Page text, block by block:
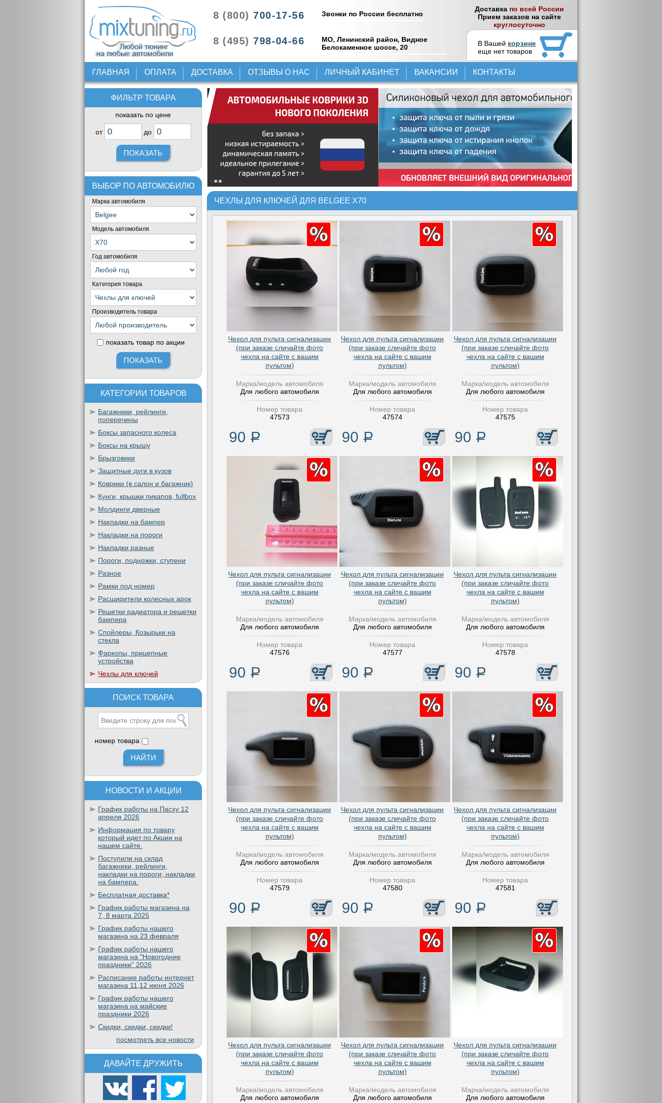
8 (800) 700-17-56
8 (495) 798-04-66
Звонки по России бесплатно
МО, Ленинский район, Видное
Белокаменное шоссе, 20
Доставка по всей России
Прием заказов на сайте
круглосуточно
В Вашей корзине
еще нет товаров
ГЛАВНАЯ ОПЛАТА ДОСТАВКА ОТЗЫВЫ О НАС ЛИЧНЫЙ КАБИНЕТ ВАКАНСИИ КОНТАКТЫ
ФИЛЬТР ТОВАРА
показать по цене
от до
ВЫБОР ПО АВТОМОБИЛЮ
Марка автомобиля
Модель автомобиля
Год автомобиля
Категория товара
Производитель товара
показать товар по акции
КАТЕГОРИИ ТОВАРОВ
Багажники, рейлинги,
поперечины
Боксы запасного колеса
Боксы на крышу
Брызговики
Защитные дуги в кузов
Коврики (в салон и багажник)
Кунги, крышки пикапов, fullbox
Молдинги дверные
Накладки на бампер
Накладки на пороги
Накладки разные
Пороги, подножки, ступени
Разное
Рамки под номер
Расширители колесных арок
Решетки радиатора и решетки
бампера
Спойлеры, Козырьки на
стекла
Фаркопы, прицепные
устройства
Чехлы для ключей
ПОИСК ТОВАРА
номер товара
НОВОСТИ И АКЦИИ
График работы на Пасху 12
апреля 2026
Информация по товару
который идет по Акции на
нашем сайте.
Поступили на склад
багажники, рейлинги,
накладки на пороги, накладки
на бампера.
Бесплатная доставка*
График работы магазина на
7, 8 марта 2025
График работы нашего
магазина на 23 февраля
График работы нашего
магазина на "Новогодние
праздники" 2026
Расписание работы интернет
магазина 11,12 июня 2026
График работы нашего
магазина на майские
праздники 2026
Скидки, скидки, скидки!
посмотреть все новости
ДАВАЙТЕ ДРУЖИТЬ
ЧЕХЛЫ ДЛЯ КЛЮЧЕЙ ДЛЯ BELGEE X70
Чехол для пульта сигнализации
(при заказе сличайте фото
чехла на сайте с вашим
пультом)
Марка/модель автомобиля
Для любого автомобиля
Номер товара
47573
90 Р
Чехол для пульта сигнализации
(при заказе сличайте фото
чехла на сайте с вашим
пультом)
Марка/модель автомобиля
Для любого автомобиля
Номер товара
47574
90 Р
Чехол для пульта сигнализации
(при заказе сличайте фото
чехла на сайте с вашим
пультом)
Марка/модель автомобиля
Для любого автомобиля
Номер товара
47575
90 Р
Чехол для пульта сигнализации
(при заказе сличайте фото
чехла на сайте с вашим
пультом)
Марка/модель автомобиля
Для любого автомобиля
Номер товара
47576
90 Р
Чехол для пульта сигнализации
(при заказе сличайте фото
чехла на сайте с вашим
пультом)
Марка/модель автомобиля
Для любого автомобиля
Номер товара
47577
90 Р
Чехол для пульта сигнализации
(при заказе сличайте фото
чехла на сайте с вашим
пультом)
Марка/модель автомобиля
Для любого автомобиля
Номер товара
47578
90 Р
Чехол для пульта сигнализации
(при заказе сличайте фото
чехла на сайте с вашим
пультом)
Марка/модель автомобиля
Для любого автомобиля
Номер товара
47579
90 Р
Чехол для пульта сигнализации
(при заказе сличайте фото
чехла на сайте с вашим
пультом)
Марка/модель автомобиля
Для любого автомобиля
Номер товара
47580
90 Р
Чехол для пульта сигнализации
(при заказе сличайте фото
чехла на сайте с вашим
пультом)
Марка/модель автомобиля
Для любого автомобиля
Номер товара
47581
90 Р
Чехол для пульта сигнализации
(при заказе сличайте фото
чехла на сайте с вашим
пультом)
Марка/модель автомобиля
Для любого автомобиля
Чехол для пульта сигнализации
(при заказе сличайте фото
чехла на сайте с вашим
пультом)
Марка/модель автомобиля
Для любого автомобиля
Чехол для пульта сигнализации
(при заказе сличайте фото
чехла на сайте с вашим
пультом)
Марка/модель автомобиля
Для любого автомобиля